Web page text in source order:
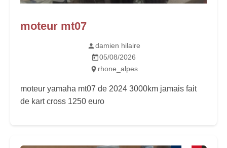
moteur mt07
damien hilaire
05/08/2026
rhone_alpes
moteur yamaha mt07 de 2024 3000km jamais fait
de kart cross 1250 euro